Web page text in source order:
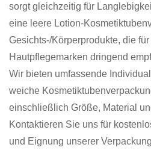
sorgt gleichzeitig für
eine leere Lotion-
Gesichts-/Körperprodukte, die
Hautpflegemarken dringend
Wir bieten umfassende
weiche
einschließlich Größe, Material
Kontaktieren Sie uns für
und Eignung unserer